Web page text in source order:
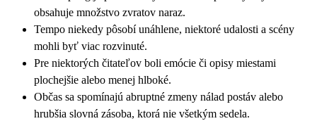
obsahuje množstvo zvratov naraz.
Tempo niekedy pôsobí unáhlene, niektoré udalosti a scény
mohli byť viac rozvinuté.
Pre niektorých čitateľov boli emócie či opisy miestami
plochejšie alebo menej hlboké.
Občas sa spomínajú abruptné zmeny nálad postáv alebo
hrubšia slovná zásoba, ktorá nie všetkým sedela.